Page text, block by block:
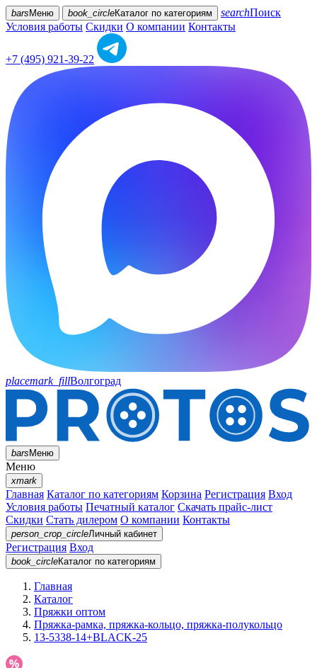
bars Меню book_circleКаталог по категориям searchПоиск
Условия работы Скидки О компании Контакты
+7 (495) 921-39-22
placemark_fillВолгоград
barsМеню
Меню
xmark
Главная Каталог по категориям Корзина Регистрация Вход
Условия работы Печатный каталог Скачать прайс-лист
Скидки Стать дилером О компании Контакты
person_crop_circleЛичный кабинет
Регистрация Вход
book_circleКаталог по категориям
Главная
Каталог
Пряжки оптом
Пряжка-рамка, пряжка-кольцо, пряжка-полукольцо
13-5338-14+BLACK-25